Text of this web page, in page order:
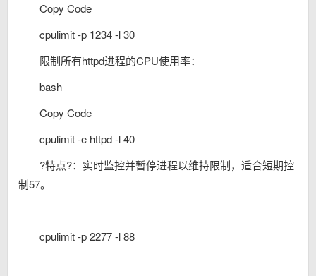
Copy Code
cpulimit -p 1234 -l 30
限制所有httpd进程的CPU使用率：
bash
Copy Code
cpulimit -e httpd -l 40
?特点?：实时监控并暂停进程以维持限制，适合短期控
制57。
cpulimit -p 2277 -l 88